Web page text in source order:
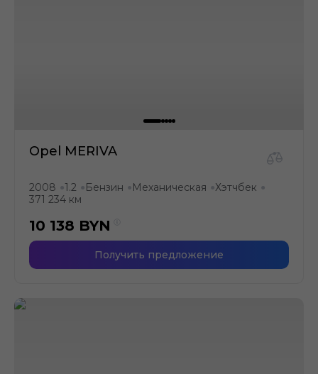
Opel MERIVA
2008 ●1.2 ● Бензин ● Механическая ●Хэтчбек ●
371 234 км
10 138 BYN
Получить предложение